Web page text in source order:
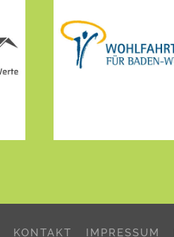
KONTAKT IMPRESSUM